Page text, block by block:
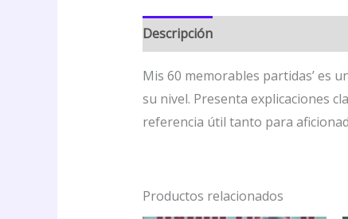
Descripción
Mis 60 memorables partidas’ es
su nivel. Presenta explicaciones
referencia útil tanto para
Productos relacionados